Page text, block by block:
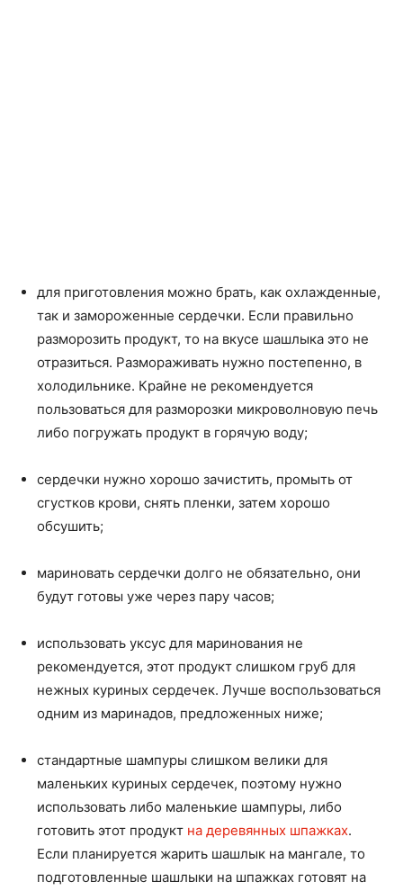
для приготовления можно брать, как охлажденные,
так и замороженные сердечки. Если правильно
разморозить продукт, то на вкусе шашлыка это не
отразиться. Размораживать нужно постепенно, в
холодильнике. Крайне не рекомендуется
пользоваться для разморозки микроволновую печь
либо погружать продукт в горячую воду;
сердечки нужно хорошо зачистить, промыть от
сгустков крови, снять пленки, затем хорошо
обсушить;
мариновать сердечки долго не обязательно, они
будут готовы уже через пару часов;
использовать уксус для маринования не
рекомендуется, этот продукт слишком груб для
нежных куриных сердечек. Лучше воспользоваться
одним из маринадов, предложенных ниже;
стандартные шампуры слишком велики для
маленьких куриных сердечек, поэтому нужно
использовать либо маленькие шампуры, либо
готовить этот продукт на деревянных шпажках.
Если планируется жарить шашлык на мангале, то
подготовленные шашлыки на шпажках готовят на